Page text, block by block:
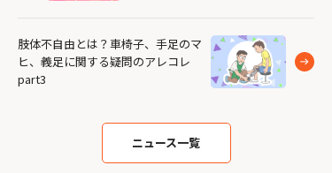
ニュース一覧
肢体不自由とは？車椅子、手足のマ
ヒ、義足に関する疑問のアレコレ
part3